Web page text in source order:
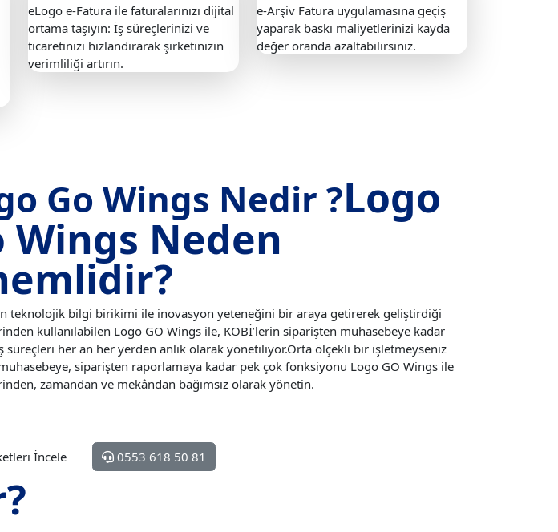
eLogo e-Fatura ile faturalarınızı dijital
ortama taşıyın: İş süreçlerinizi ve
ticaretinizi hızlandırarak şirketinizin
verimliliği artırın.
e-Arşiv Fatura uygulamasına geçiş
yaparak baskı maliyetlerinizi kayda
değer oranda azaltabilirsiniz.
Go Wings Nedir ?Logo
Wings Neden
teknolojik bilgi birikimi ile inovasyon yeteneğini bir araya getirerek geliştirdiği
kullanılabilen Logo GO Wings ile, KOBİ’lerin siparişten muhasebeye kadar
süreçleri her an her yerden anlık olarak yönetiliyor.Orta ölçekli bir işletmeyseniz
siparişten raporlamaya kadar pek çok fonksiyonu Logo GO Wings ile
zamandan ve mekândan bağımsız olarak yönetin.
İncele 0553 618 50 81